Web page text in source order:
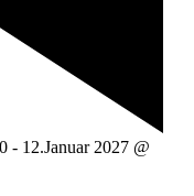
- 12.Januar 2027 @